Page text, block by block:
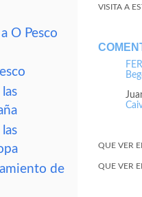
O Pesco
de
VISITA A
QUE VER
QUE VER